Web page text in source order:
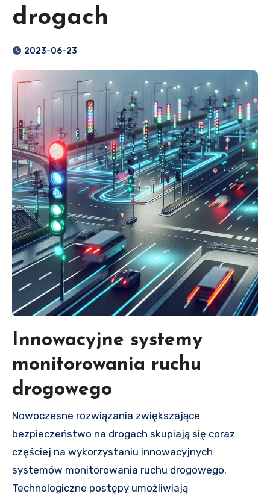
drogach
2023-06-23
Innowacyjne systemy
monitorowania ruchu
drogowego
Nowoczesne rozwiązania zwiększające
bezpieczeństwo na drogach skupiają się coraz
częściej na wykorzystaniu innowacyjnych
systemów monitorowania ruchu drogowego.
Technologiczne postępy umożliwiają